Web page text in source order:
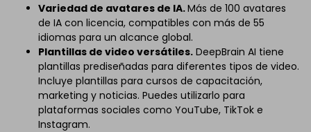
Variedad de avatares de IA.Más de 100 avatares
de IA con licencia, compatibles con más de 55
idiomas para un alcance global.
Plantillas de video versátiles. DeepBrain AI tiene
plantillas prediseñadas para diferentes tipos de video.
Incluye plantillas para cursos de capacitación,
marketing y noticias. Puedes utilizarlo para
plataformas sociales como YouTube, TikTok e
Instagram.